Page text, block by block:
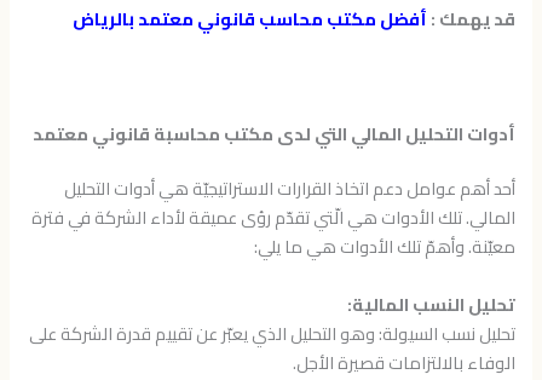
قد يهمك :أفضل مكتب محاسب قانوني معتمد بالرياض
أدوات التحليل المالي التي لدى مكتب محاسبة قانوني معتمد
أحد أهم عوامل دعم اتخاذ القرارات الاستراتيجيّة هي أدوات التحليل
المالي. تلك الأدوات هي الّتي تقدّم رؤى عميقة لأداء الشركة في فترة
معيّنة. وأهمّ تلك الأدوات هي ما يلي:
تحليل النسب المالية:
تحليل نسب السيولة: وهو التحليل الذي يعبّر عن تقييم قدرة الشركة على
الوفاء بالالتزامات قصيرة الأجل.